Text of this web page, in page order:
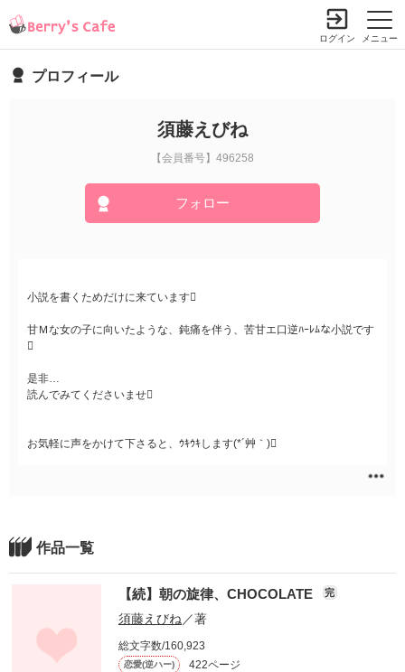
メニュー
ログイン
プロフィール
須藤えびね
【会員番号】496258
フォロー
小説を書くためだけに来ています
甘Ｍな女の子に向いたような、鈍痛を伴う、苦甘エ口逆ﾊｰﾚﾑな小説です

是非…
読んでみてくださいませ
お気軽に声をかけて下さると、ｳｷｳｷします(*´艸｀)
作品一覧
【続】朝の旋律、CHOCOLATE 完
須藤えびね ／著
総文字数/160,923
恋愛(逆ハー) 422ページ